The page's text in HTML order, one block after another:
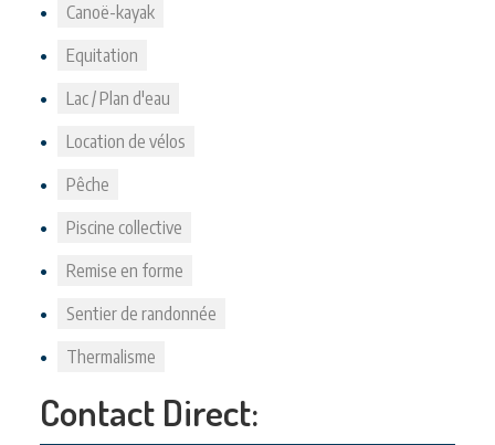
Canoë-kayak
Equitation
Lac / Plan d'eau
Location de vélos
Pêche
Piscine collective
Remise en forme
Sentier de randonnée
Thermalisme
Contact Direct: